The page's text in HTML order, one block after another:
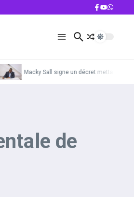
Macky Sall signe un décret mettant la
de